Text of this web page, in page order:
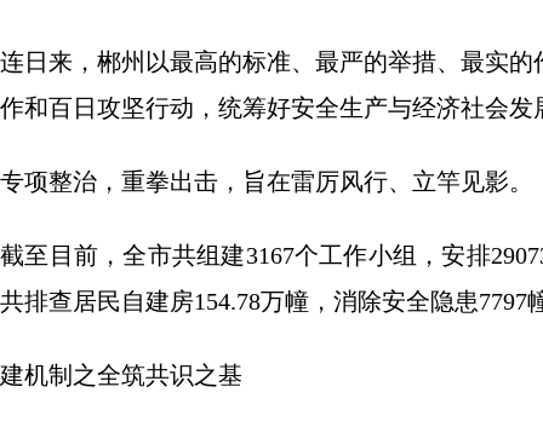
连日来，郴州以最高的标准、最严的举措、最实
作和百日攻坚行动，统筹好安全生产与经济社会
专项整治，重拳出击，旨在雷厉风行、立竿见影。
截至目前，全市共组建3167个工作小组，安排
共排查居民自建房154.78万幢，消除安全隐患7797
建机制之全筑共识之基